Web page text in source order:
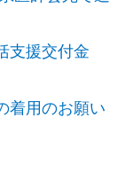
支援交付金
着用のお願い